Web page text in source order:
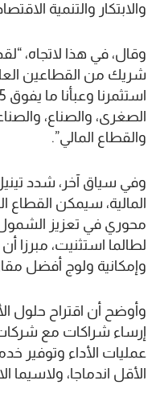
والابتكار والتنمية
الصغرى، والصناع،
والقطاع المالي”.
وفي سياق آخر، شدد
المالية، سيمكن القطاع
محوري في تعزيز
لطالما استثنيت، مبرزا
وإمكانية ولوج أفضل
وأوضح أن اقتراح حلول
إرساء شراكات مع
عمليات الأداء وتوفير
الأقل اندماجا، ولاسيما